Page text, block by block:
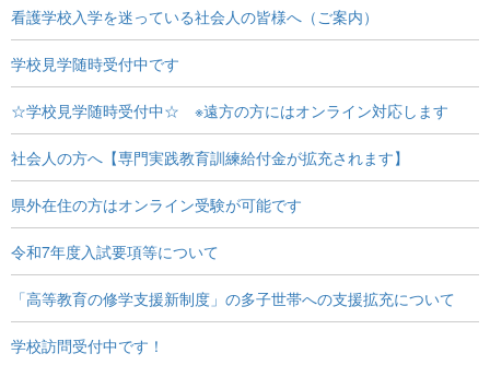
看護学校入学を迷っている社会人の皆様へ（ご案内）
学校見学随時受付中です
☆学校見学随時受付中☆ ※遠方の方にはオンライン対応します
社会人の方へ【専門実践教育訓練給付金が拡充されます】
県外在住の方はオンライン受験が可能です
令和7年度入試要項等について
「高等教育の修学支援新制度」の多子世帯への支援拡充について
学校訪問受付中です！